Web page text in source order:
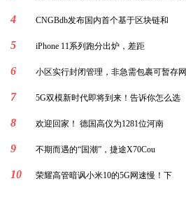
4 CNGBdb发布国内首个基于区块链和
5 iPhone 11系列跑分出炉，差距
6 小区实行封闭管理，非急需包裹可暂存网
7 5G双模新时代即将到来！告诉你怎么选
8 欢迎回家！ 德国高仪为1281位河南
9 不期而遇的“国潮”，捷途X70Cou
10 荣耀高管暗讽小米10的5G网速慢！下